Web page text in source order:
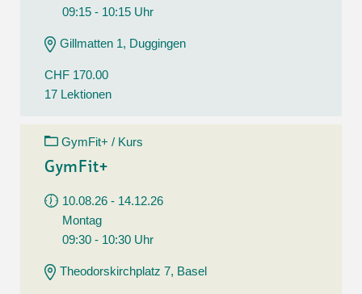
09:15 - 10:15 Uhr
Gillmatten 1, Duggingen
CHF 170.00
17 Lektionen
GymFit+ / Kurs
GymFit+
10.08.26 - 14.12.26
Montag
09:30 - 10:30 Uhr
Theodorskirchplatz 7, Basel